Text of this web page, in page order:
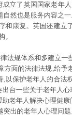
立了英国国家老年
然也是服务内容之
和康复。英国还建立
。
法规体系和多建立一
面的法律法规,给予
以保护老年人的合法
台一些关于老年人
老年人解决心理健
出的老年人心理问题